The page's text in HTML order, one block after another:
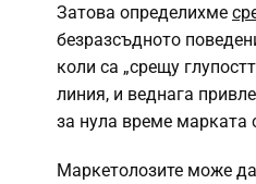
Затова определихме
безразсъдното
коли са „срещу
линия, и веднага
за нула време марката
Маркетолозите може